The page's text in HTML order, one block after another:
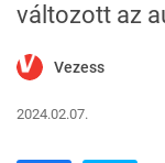
változott az
Vezess
2024.02.07.